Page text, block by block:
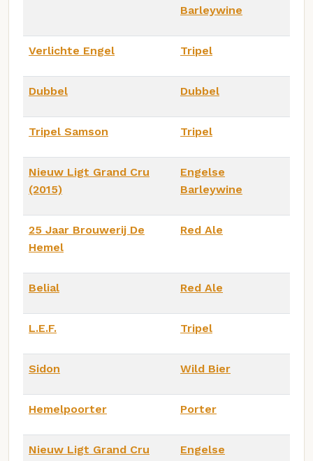
Barleywine
Verlichte Engel Tripel
Dubbel Dubbel
Tripel Samson Tripel
Nieuw Ligt Grand Cru
(2015)
Engelse
Barleywine
25 Jaar Brouwerij De
Hemel
Red Ale
Belial Red Ale
L.E.F. Tripel
Sidon Wild Bier
Hemelpoorter Porter
Nieuw Ligt Grand Cru
Engelse